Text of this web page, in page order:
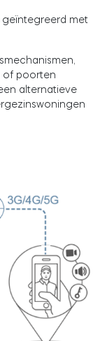
geïntegreerd met
of poorten
alternatieve